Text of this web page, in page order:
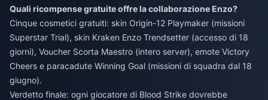
Quali ricompense gratuite offre la collaborazione Enzo?
Cinque cosmetici gratuiti: skin Origin-12 Playmaker (missioni
Superstar Trial), skin Kraken Enzo Trendsetter (accesso di 18
giorni), Voucher Scorta Maestro (intero server), emote Victory
Cheers e paracadute Winning Goal (missioni di squadra dal 18
giugno).
Verdetto finale: ogni giocatore di Blood Strike dovrebbe